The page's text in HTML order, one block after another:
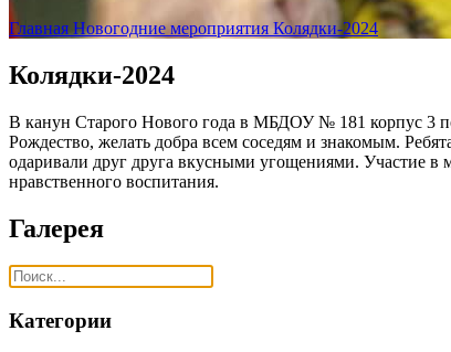
Главная Новогодние мероприятия Колядки-2024
Колядки-2024
В канун Старого Нового года в МБДОУ № 181 корпус 3
Рождество, желать добра всем соседям и знакомым.
одаривали друг друга вкусными угощениями. Участие в
нравственного воспитания.
Галерея
Категории